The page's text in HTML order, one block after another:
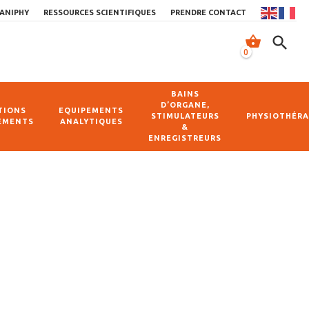
0
shopping_basket search
RESSOURCES SCIENTIFIQUES PRENDRE CONTACT
EQUIPEMENTS
ANALYTIQUES
BAINS
D’ORGANE,
STIMULATEURS
&
ENREGISTREURS